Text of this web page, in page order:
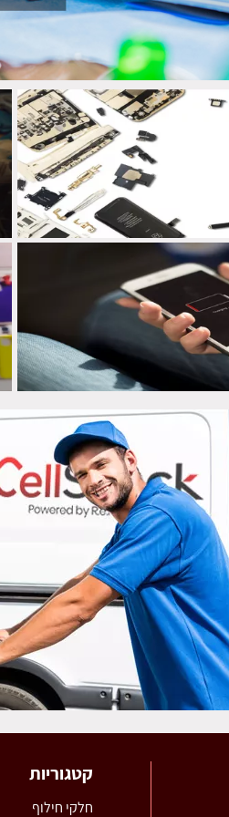
קטגוריות
חלקי חילוף